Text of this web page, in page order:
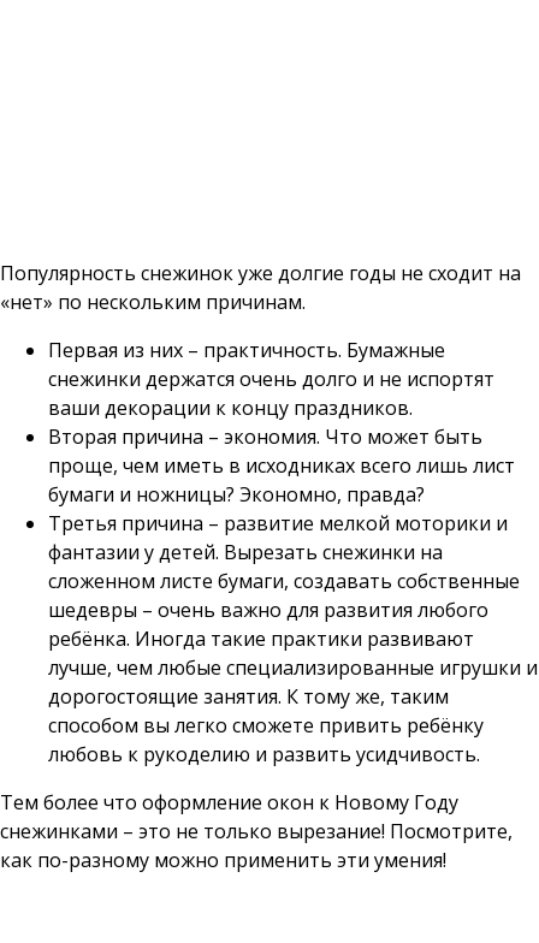
Популярность снежинок уже долгие годы не сходит на
«нет» по нескольким причинам.
Первая из них – практичность. Бумажные
снежинки держатся очень долго и не испортят
ваши декорации к концу праздников.
Вторая причина – экономия. Что может быть
проще, чем иметь в исходниках всего лишь лист
бумаги и ножницы? Экономно, правда?
Третья причина – развитие мелкой моторики и
фантазии у детей. Вырезать снежинки на
сложенном листе бумаги, создавать собственные
шедевры – очень важно для развития любого
ребёнка. Иногда такие практики развивают
лучше, чем любые специализированные игрушки и
дорогостоящие занятия. К тому же, таким
способом вы легко сможете привить ребёнку
любовь к рукоделию и развить усидчивость.
Тем более что оформление окон к Новому Году
снежинками – это не только вырезание! Посмотрите,
как по-разному можно применить эти умения!